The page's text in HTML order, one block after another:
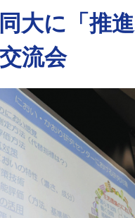
大に「推
流会